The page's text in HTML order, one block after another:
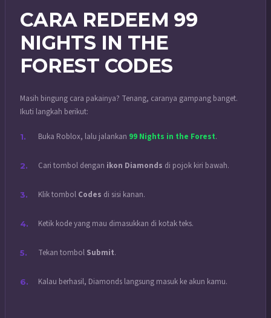
CARA REDEEM 99
NIGHTS IN THE
FOREST CODES
Masih bingung cara pakainya? Tenang, caranya gampang banget.
Ikuti langkah berikut:
Buka Roblox, lalu jalankan 99 Nights in the Forest.
Cari tombol dengan ikon Diamonds di pojok kiri bawah.
Klik tombol Codes di sisi kanan.
Ketik kode yang mau dimasukkan di kotak teks.
Tekan tombol Submit.
Kalau berhasil, Diamonds langsung masuk ke akun kamu.